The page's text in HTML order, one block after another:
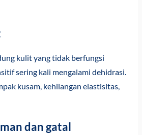
kulit yang tidak berfungsi
sering kali mengalami dehidrasi.
kusam, kehilangan elastisitas,
dan gatal